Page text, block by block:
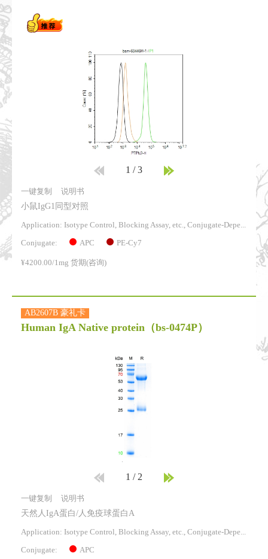
1 /3
一键复制 说明书
小鼠IgG1同型对照
Application: Isotype Control, Blocking Assay, etc., Conjugate-Dependent.
Conjugate: APC PE-Cy7
¥4200.00/1mg 货期(咨询)
AB2607B 豪礼卡
Human IgA Native protein （bs-0474P）
1 /2
一键复制 说明书
天然人IgA蛋白/人免疫球蛋白A
Application: Isotype Control, Blocking Assay, etc., Conjugate-Dependent.
Conjugate: APC